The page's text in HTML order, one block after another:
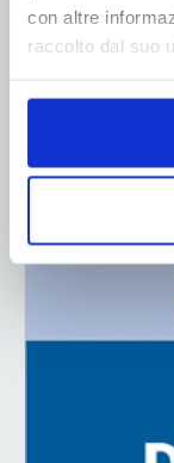
con altre
raccolto dal suo